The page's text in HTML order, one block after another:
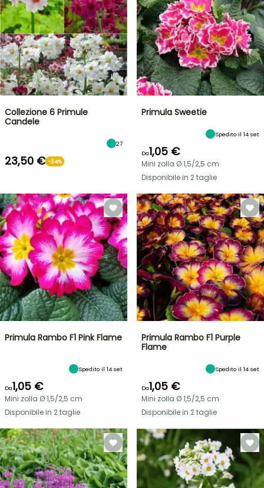
Collezione 6 Primule
Candele
27
23,50 € -34%
Primula Sweetie
Spedito il 14 set
Da1,05 €
Mini zolla Ø 1,5/2,5 cm
Disponibile in 2 taglie
Primula Rambo F1 Pink Flame
Spedito il 14 set
Da1,05 €
Mini zolla Ø 1,5/2,5 cm
Disponibile in 2 taglie
Primula Rambo F1 Purple
Flame
Spedito il 14 set
Da1,05 €
Mini zolla Ø 1,5/2,5 cm
Disponibile in 2 taglie